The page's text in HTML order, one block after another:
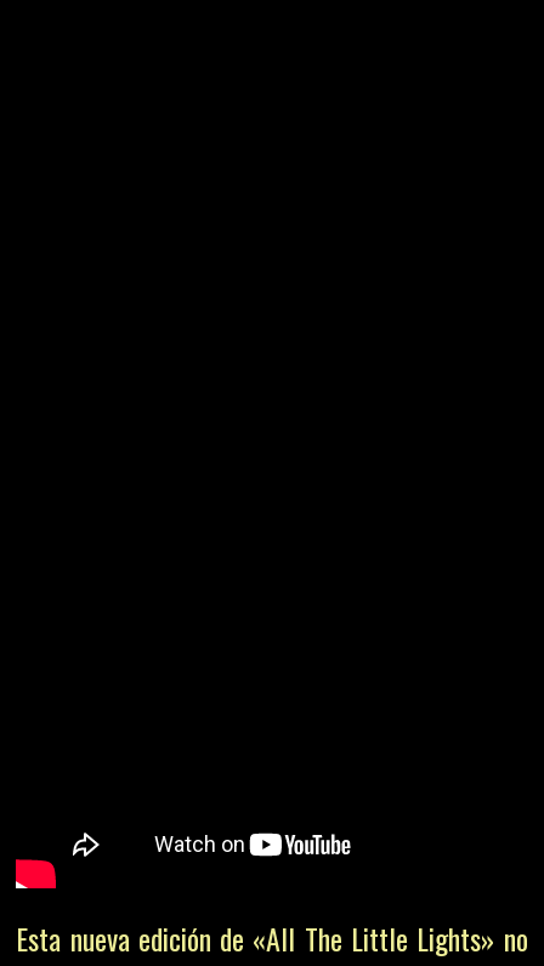
Esta nueva edición de «All The Little Lights» no